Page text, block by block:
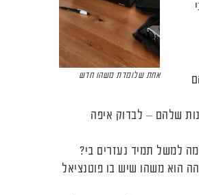
אחת שלומדת משהו חדש
שלהם – לבדוק איפה
למשל תמיד נעזרים בי?
הוא משהו שיש בו פוטנציאל